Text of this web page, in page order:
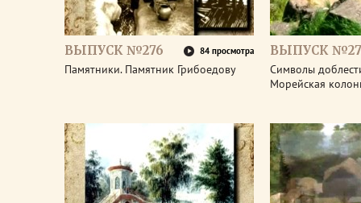
ВЫПУСК №276 84 просмотра
Памятники. Памятник Грибоедову
ВЫПУСК
Символы
Морейская